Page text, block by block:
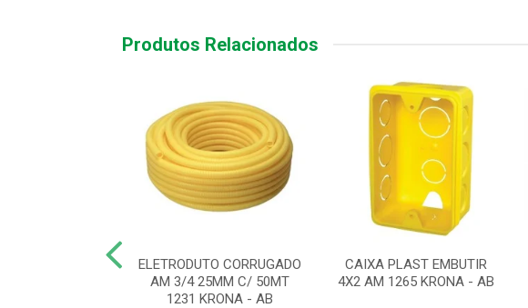
Produtos Relacionados
ELETRODUTO CORRUGADO
AM 3/4 25MM C/ 50MT
1231 KRONA - AB
CAIXA PLAST EMBUTIR
4X2 AM 1265 KRONA - AB